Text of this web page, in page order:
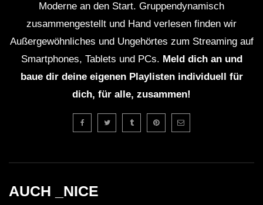
Moderne an den Start. Gruppendynamisch
zusammengestellt und Hand verlesen finden wir
Außergewöhnliches und Ungehörtes zum Streaming auf
Smartphones, Tablets und PCs. Meld dich an und
baue dir deine eigenen Playlisten individuell für
dich, für alle, zusammen!
AUCH _NICE